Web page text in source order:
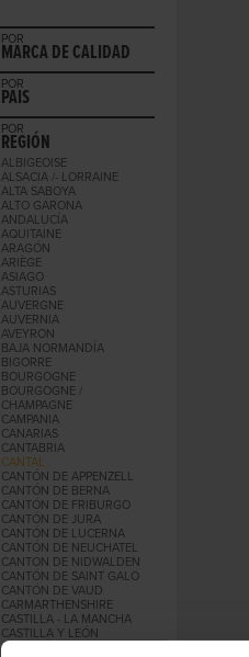
POR
MARCA DE CALIDAD
POR
PAIS
POR
REGIÓN
ALBIGEOISE
ALSACIA /- LORRAINE
ALTA SABOYA
ALTO GARONA
ANDALUCÍA
AQUITAINE
ARAGÓN
ARIÈGE
ASIAGO
ASTURIAS
AUVERGNE
AUVERNIA
AVEYRON
BAJA NORMANDÍA
BIGORRE
BOURGOGNE
BOURGOGNE /
CHAMPAGNE
CAMPANIA
CANARIAS
CANTABRIA
CANTAL
CANTÓN DE APPENZELL
CANTÓN DE BERNA
CANTÓN DE FRIBURGO
CANTÓN DE JURA
CANTÓN DE LUCERNA
CANTÓN DE NEUCHATEL
CANTON DE NIDWALDEN
CANTÓN DE SAINT GALO
CANTÓN DE VAUD
CARMARTHENSHIRE
CASTILLA - LA MANCHA
CASTILLA Y LEÓN
CATALUÑA